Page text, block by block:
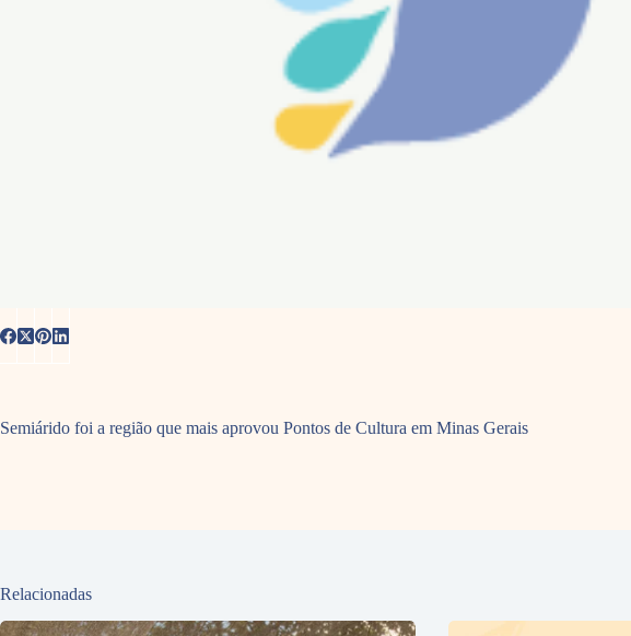
Semiárido foi a região que mais aprovou Pontos de Cultura em Minas Gerais
Relacionadas